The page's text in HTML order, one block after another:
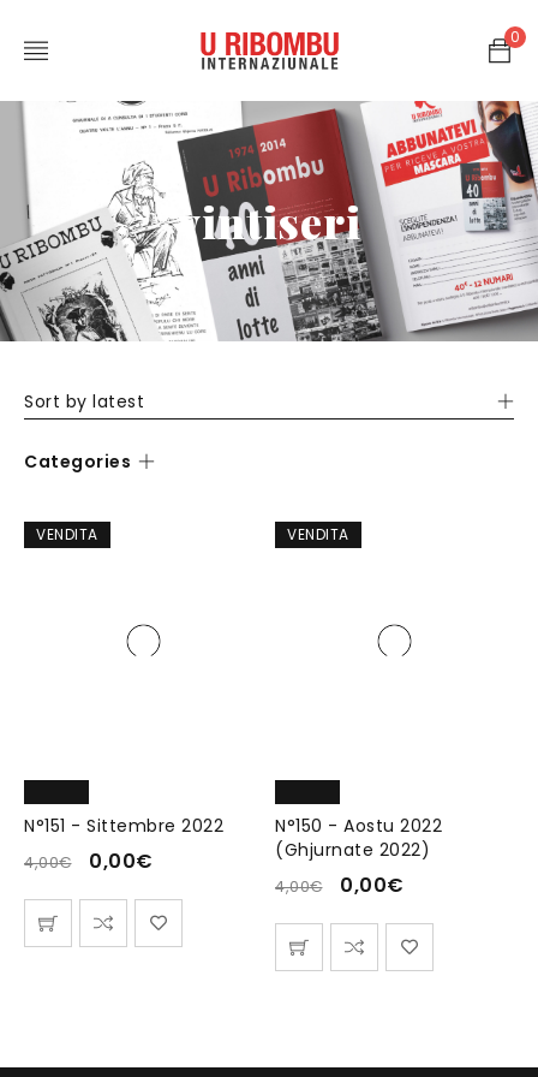
0
vintiseri
Sort by latest
Categories
VENDITA
N°151 - Sittembre 2022
4,00€ 0,00€
VENDITA
N°150 - Aostu 2022
(Ghjurnate 2022)
4,00€ 0,00€